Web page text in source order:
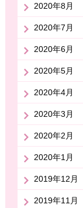
2020年8月
2020年7月
2020年6月
2020年5月
2020年4月
2020年3月
2020年2月
2020年1月
2019年12月
2019年11月